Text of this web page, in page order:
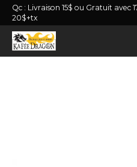
Qc : Livraison 15$ ou Gratuit avec
20$+tx